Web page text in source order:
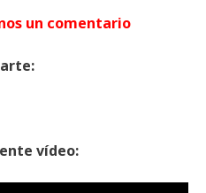
un comentario
vídeo: